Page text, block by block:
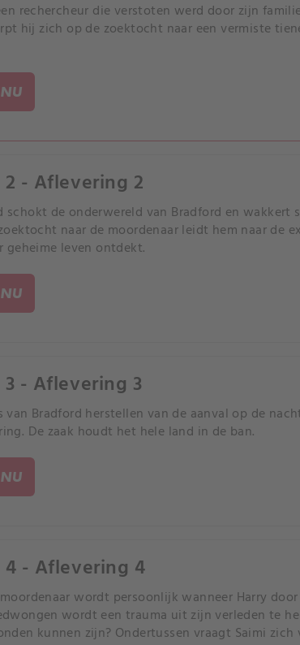
rechercheur die verstoten werd door zijn
hij zich op de zoektocht naar een vermiste
- Aflevering 2
schokt de onderwereld van Bradford en wakkert
naar de moordenaar leidt hem naar de
geheime leven ontdekt.
- Aflevering 3
Bradford herstellen van de aanval op de
De zaak houdt het hele land in de ban.
- Aflevering 4
wordt persoonlijk wanneer Harry
wordt een trauma uit zijn verleden te
kunnen zijn? Ondertussen vraagt Saimi